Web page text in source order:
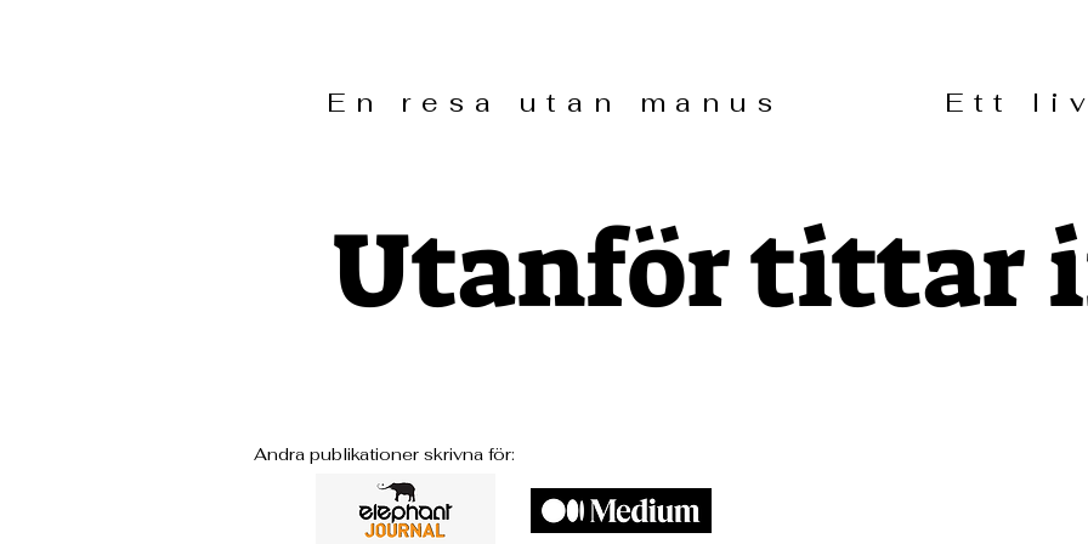
En resa utan manus Ett liv
Utanför tittar
Andra publikationer skrivna för: